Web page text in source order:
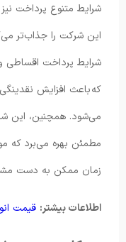
شرایط متنوع پرداخت
این شرکت را جذاب‌تر
شرایط پرداخت
که باعث افزایش
می‌شود. همچنین، این
مطمئن بهره می‌برد که
زمان ممکن به دست
اطلاعات بیشتر: قیمت